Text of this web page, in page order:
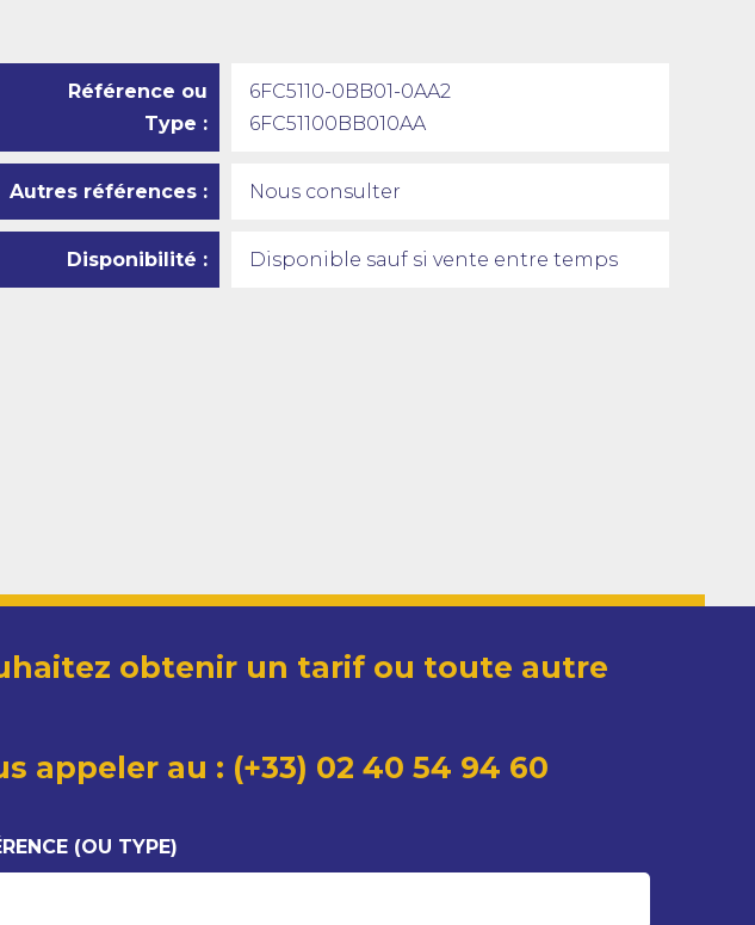
Référence ou
Type :
6FC5110-0BB01-0AA2
6FC51100BB010AA
Autres références : Nous consulter
Disponibilité : Disponible sauf si vente entre temps
obtenir un tarif ou toute autre
appeler au : (+33) 02 40 54 94 60
(OU TYPE)